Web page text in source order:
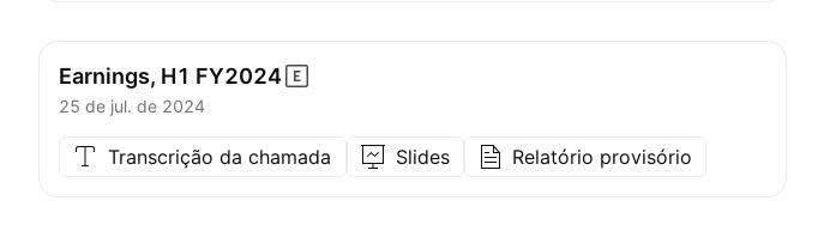
Earnings, H1 FY2024
25 de jul. de 2024
Transcrição da chamada Slides Relatório provisório